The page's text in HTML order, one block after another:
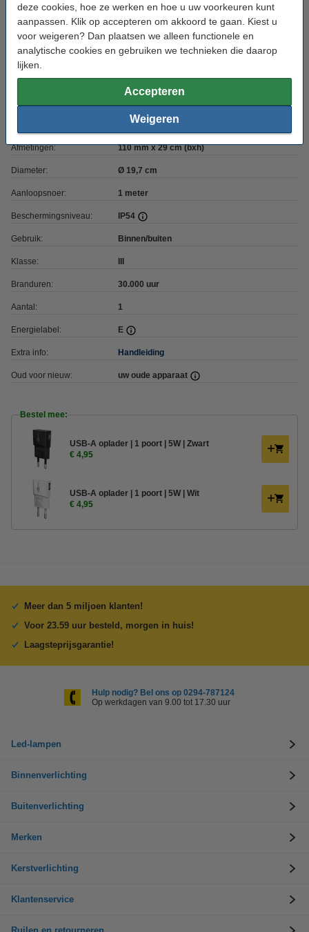
deze cookies, hoe ze werken en hoe u uw voorkeuren kunt
aanpassen. Klik op accepteren om akkoord te gaan. Kiest u
voor weigeren? Dan plaatsen we alleen functionele en
analytische cookies en gebruiken we technieken die daarop
lijken.
Accepteren
Weigeren
Timerfunctie: Nee
Voeding: USB
Voltage: 5 V
Oplaadbaar: ja
Afmetingen: 110 mm x 29 cm (bxh)
Diameter: Ø 19,7 cm
Aanloopsnoer: 1 meter
Beschermingsniveau: IP54
Gebruik: Binnen/buiten
Klasse:
Branduren: 30.000 uur
Aantal: 1
Energielabel: E
Extra info: Handleiding
Oud voor nieuw: uw oude apparaat
Bestel mee:
USB-A oplader | 1 poort | 5W | Zwart
€ 4,95
USB-A oplader | 1 poort | 5W | Wit
€ 4,95
Meer dan 5 miljoen klanten!
Voor 23.59 uur besteld, morgen in huis!
Laagsteprijsgarantie!
Hulp nodig? Bel ons op 0294-787124
Op werkdagen van 9.00 tot 17.30 uur
Led-lampen
Binnenverlichting
Buitenverlichting
Merken
Kerstverlichting
Klantenservice